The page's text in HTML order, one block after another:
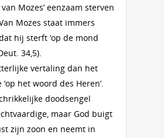
Mozes’ eenzaam sterven
Mozes staat immers
hij sterft ‘op de mond
34,5).
vertaling dan het
het woord des Heren’.
doodsengel
maar God buigt
zijn zoon en neemt in